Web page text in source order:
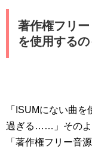
著作権フリ
を使用する
「ISUMにない曲
過ぎる……」そのよ
「著作権フリー音